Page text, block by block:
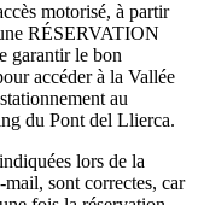
motorisé, à partir
RÉSERVATION
garantir le bon
accéder à la Vallée
au
du Pont del Llierca.
lors de la
sont correctes, car